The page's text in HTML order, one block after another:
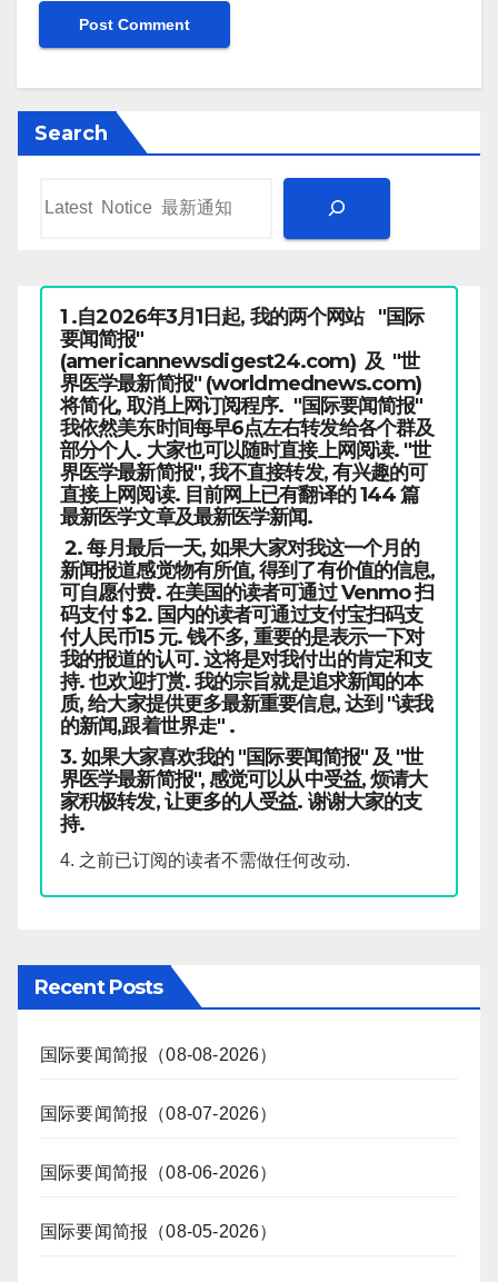
Search
1 .自2026年3月1日起, 我的两个网站 "国际
要闻简报"
(americannewsdigest24.com) 及 "世
界医学最新简报" (worldmednews.com)
将简化, 取消上网订阅程序. "国际要闻简报"
我依然美东时间每早6点左右转发给各个群及
部分个人. 大家也可以随时直接上网阅读. "世
界医学最新简报", 我不直接转发, 有兴趣的可
直接上网阅读. 目前网上已有翻译的 144 篇
最新医学文章及最新医学新闻.
2. 每月最后一天, 如果大家对我这一个月的
新闻报道感觉物有所值, 得到了有价值的信息,
可自愿付费. 在美国的读者可通过 Venmo 扫
码支付 $2. 国内的读者可通过支付宝扫码支
付人民币15 元. 钱不多, 重要的是表示一下对
我的报道的认可. 这将是对我付出的肯定和支
持. 也欢迎打赏. 我的宗旨就是追求新闻的本
质, 给大家提供更多最新重要信息, 达到 "读我
的新闻,跟着世界走" .
3. 如果大家喜欢我的 "国际要闻简报" 及 "世
界医学最新简报", 感觉可以从中受益, 烦请大
家积极转发, 让更多的人受益. 谢谢大家的支
持.
4. 之前已订阅的读者不需做任何改动.
Recent Posts
国际要闻简报（08-08-2026）
国际要闻简报（08-07-2026）
国际要闻简报（08-06-2026）
国际要闻简报（08-05-2026）